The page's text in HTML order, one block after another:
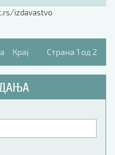
izdavastvo
Крај Страна 1 од 2